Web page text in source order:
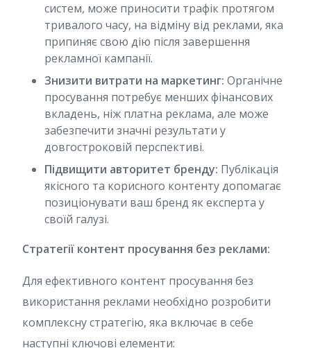
систем, може приносити трафік протягом
тривалого часу, на відміну від реклами, яка
припиняє свою дію після завершення
рекламної кампанії.
Знизити витрати на маркетинг: Органічне
просування потребує менших фінансових
вкладень, ніж платна реклама, але може
забезпечити значні результати у
довгостроковій перспективі.
Підвищити авторитет бренду: Публікація
якісного та корисного контенту допомагає
позиціонувати ваш бренд як експерта у
своїй галузі.
Стратегії контент просування без реклами:
Для ефективного контент просування без
використання реклами необхідно розробити
комплексну стратегію, яка включає в себе
наступні ключові елементи: